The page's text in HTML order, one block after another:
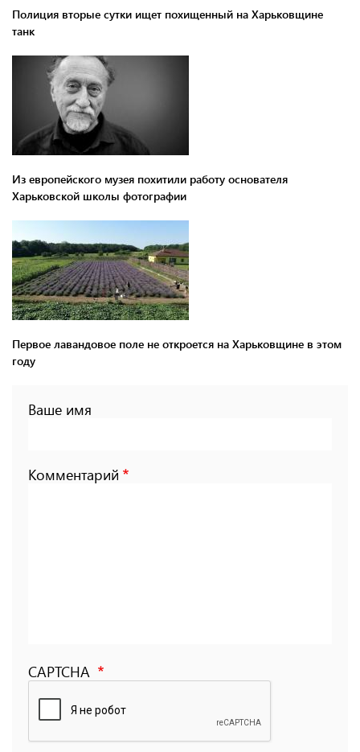
Полиция вторые сутки ищет похищенный на Харьковщине
танк
Из европейского музея похитили работу основателя
Харьковской школы фотографии
Первое лавандовое поле не откроется на Харьковщине в этом
году
Ваше имя
Комментарий
CAPTCHA